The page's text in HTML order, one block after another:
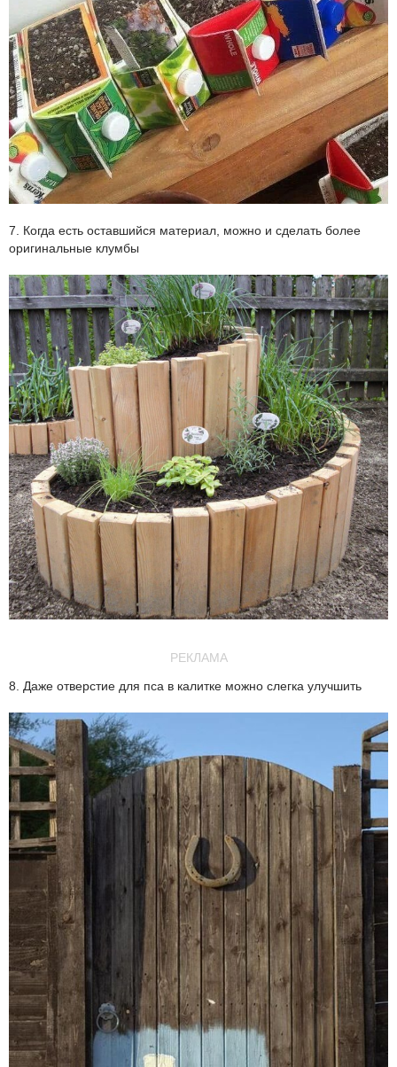
7. Когда есть оставшийся материал, можно и сделать более
оригинальные клумбы
РЕКЛАМА
8. Даже отверстие для пса в калитке можно слегка улучшить